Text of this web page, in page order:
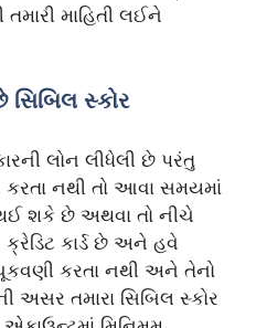
માહિતી લઈને
સ્કોર
લોન લીધેલી છે પરંતુ
નથી તો આવા સમયમાં
થઈ શકે છે અથવા તો નીચે
કાર્ડ છે અને હવે
કરતા નથી અને તેનો
અસર તમારા સિબિલ સ્કોર